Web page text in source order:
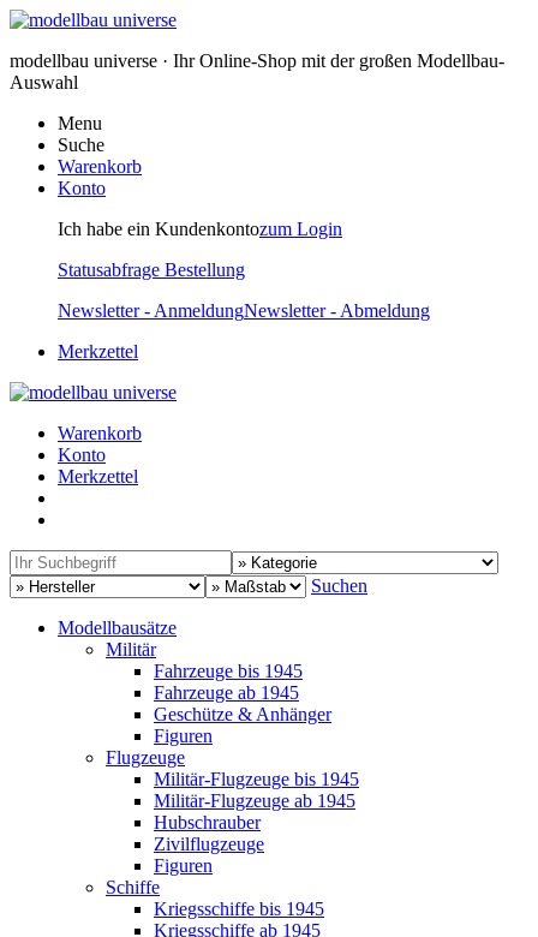
modellbau universe · Ihr Online-Shop mit der großen Modellbau-
Auswahl
Menu
Suche
Warenkorb
Konto
Ich habe ein Kundenkontozum Login
Statusabfrage Bestellung
Newsletter - AnmeldungNewsletter - Abmeldung
Merkzettel
Warenkorb
Konto
Merkzettel
Suchen
Modellbausätze
Militär
Fahrzeuge bis 1945
Fahrzeuge ab 1945
Geschütze & Anhänger
Figuren
Flugzeuge
Militär-Flugzeuge bis 1945
Militär-Flugzeuge ab 1945
Hubschrauber
Zivilflugzeuge
Figuren
Schiffe
Kriegsschiffe bis 1945
Kriegsschiffe ab 1945